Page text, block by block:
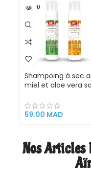
VENDU
Shampoing à sec
miel et aloe vera
chien – Bio PetActive
– 200 ml – Copier
59.00 MAD
Nos Articles